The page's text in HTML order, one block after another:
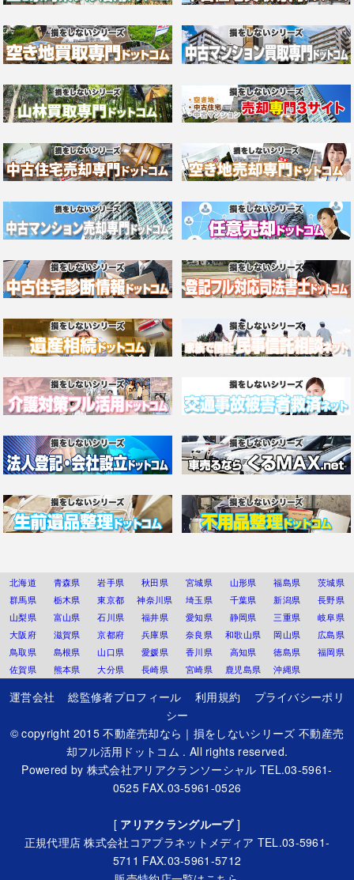
北海道 青森県 岩手県 秋田県 宮城県 山形県 福島県
茨城県
群馬県
栃木県 東京都 神奈川県 埼玉県 千葉県 新潟県
長野県
山梨県
富山県 石川県 福井県 愛知県 静岡県 三重県
岐阜県
大阪府
滋賀県 京都府 兵庫県 奈良県 和歌山県 岡山県
広島県
鳥取県
島根県 山口県 愛媛県 香川県 高知県 徳島県
福岡県
佐賀県
熊本県 大分県 長崎県 宮崎県 鹿児島県 沖縄県
運営会社 総監修者プロフィール 利用規約
プライバシーポリ
シー
© copyright 2015不動産売却なら｜損をしないシリーズ 不動産売
却フル活用ドットコム . All rights reserved.
Powered by 株式会社アリアクランソーシャル TEL.03-5961-
0525 FAX.03-5961-0526
[ アリアクラングループ]
正規代理店株式会社コアプラネットメディア TEL.03-5961-
5711 FAX.03-5961-5712